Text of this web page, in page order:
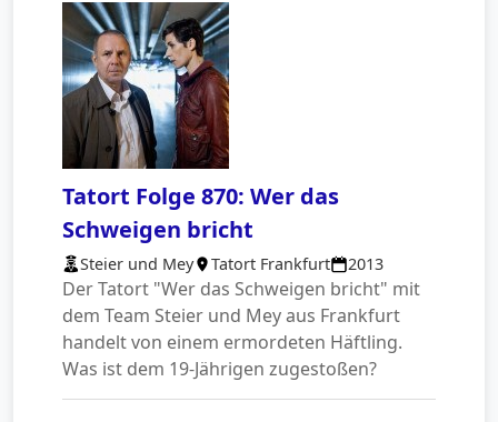
Tatort Folge 870: Wer das
Schweigen bricht
Steier und Mey Tatort Frankfurt 2013
Der Tatort "Wer das Schweigen bricht" mit
dem Team Steier und Mey aus Frankfurt
handelt von einem ermordeten Häftling.
Was ist dem 19-Jährigen zugestoßen?